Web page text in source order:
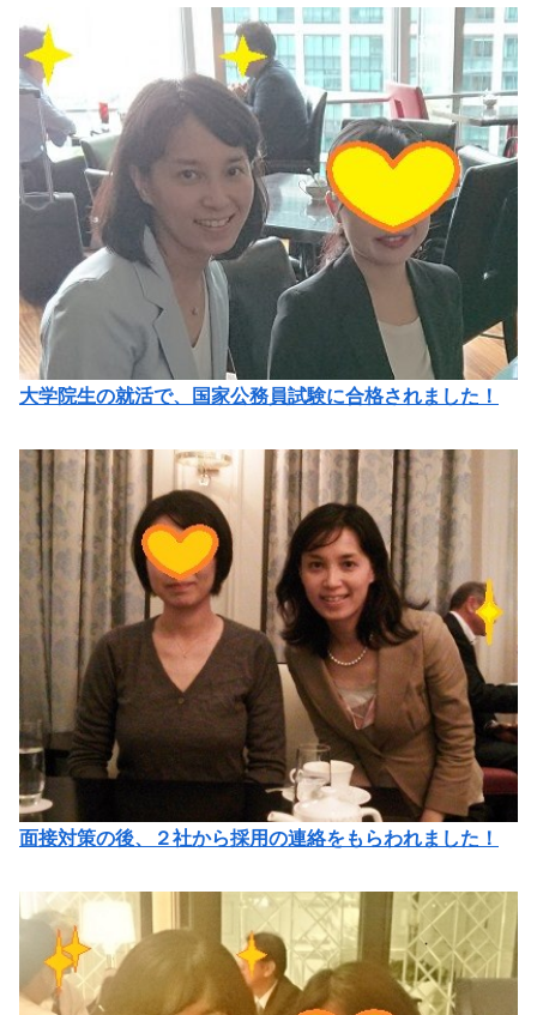
大学院生の就活で、国家公務員試験に合格されました！
面接対策の後、２社から採用の連絡をもらわれました！